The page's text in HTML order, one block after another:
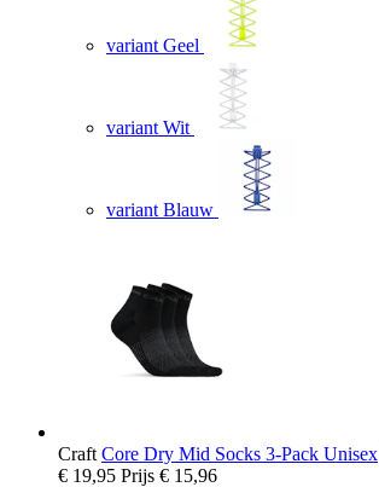
variant Geel
variant Wit
variant Blauw
Craft Core Dry Mid Socks 3-Pack Unisex
€ 19,95 Prijs € 15,96